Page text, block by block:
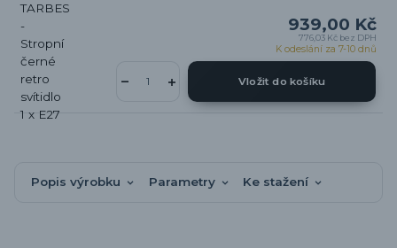
939,00 Kč
776,03 Kč bez DPH
K odeslání za 7-10 dnů
Vložit do košíku
Popis výrobku Parametry Ke stažení